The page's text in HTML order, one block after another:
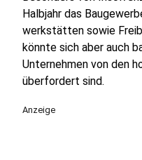
Halbjahr das
werkstätten sowie
könnte sich aber auch
Unternehmen von den
überfordert sind.
Anzeige